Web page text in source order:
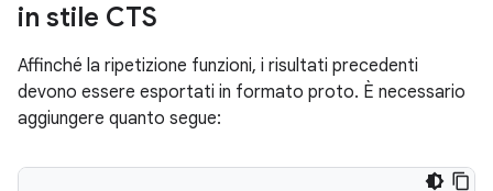
in stile CTS
Affinché la ripetizione funzioni, i risultati precedenti
devono essere esportati in formato proto. È necessario
aggiungere quanto segue: